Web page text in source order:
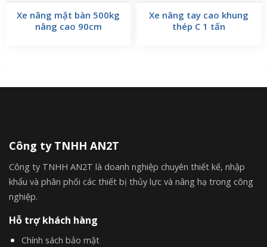
Xe nâng mặt bàn 500kg
nâng cao 90cm
Xe nâng tay cao khung
thép C 1 tấn
Công ty TNHH AN2T
Công ty TNHH AN2T là doanh nghiệp chuyên thiết kế, nhập
khẩu và phân phối các thiết bị thủy lực và nâng hạ trong công
nghiệp.
Hỗ trợ khách hàng
Chính sách bảo mật